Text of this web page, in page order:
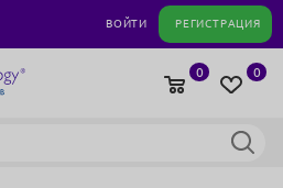
ВОЙТИ РЕГИСТРАЦИЯ
0
0